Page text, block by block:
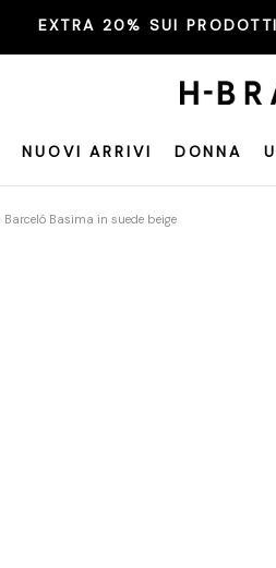
EXTRA 20% SUI
NUOVI ARRIVI DONNA
Basima in suede beige